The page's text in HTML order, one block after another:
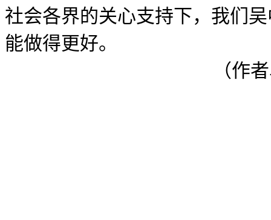
社会各界的关心支持下，我们
能做得更好。
（作